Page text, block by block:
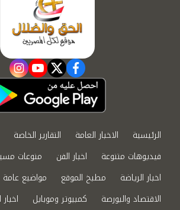
facebook
twitter
youtube
الرئيسية الاخبار العامة التقارير الخاصة
فيديوهات متنوعة
اخبار الفن
منوعات
اخبار الرياضة
مطبخ الموقع
مواضيع عامة
الاقتصاد والبورصة
كمبيوتر وموبايل